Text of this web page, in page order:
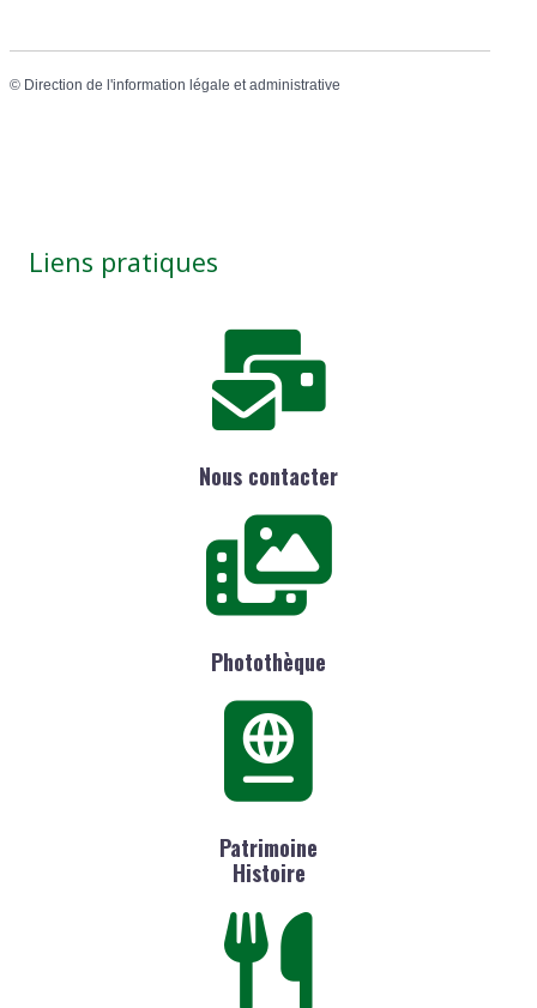
© Direction de l'information légale et administrative
Liens pratiques
Nous contacter
Photothèque
Patrimoine
Histoire